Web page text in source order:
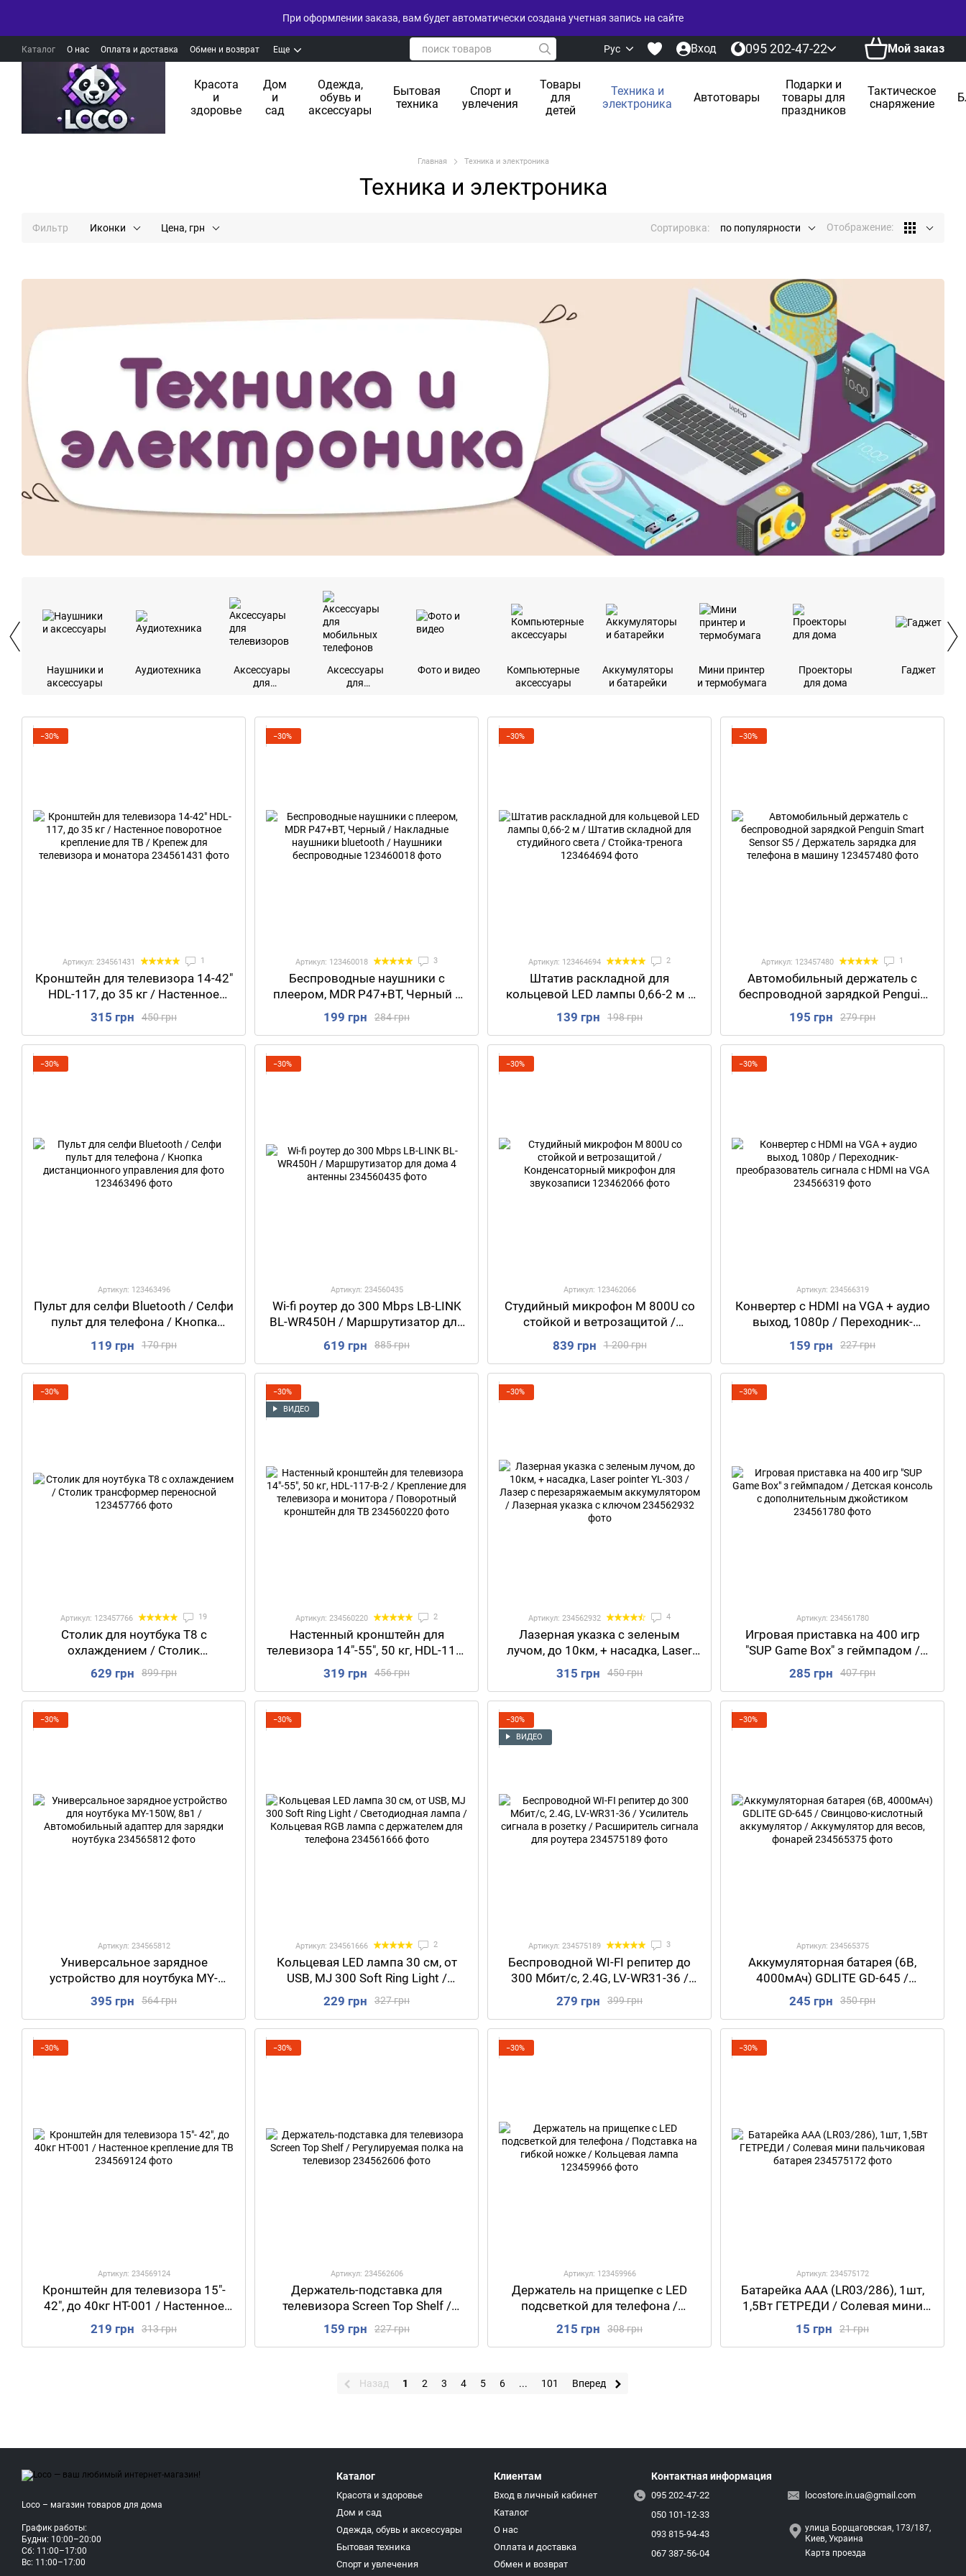
При оформлении заказа, вам будет автоматически создана учетная запись на сайте
Каталог О нас Оплата и доставка Обмен и возврат Еще Рус Вход 095 202-47-22 Мой заказ
Красота
и
здоровье
Дом
и
сад
Одежда,
обувь и
аксессуары
Бытовая
техника
Спорт и
увлечения
Товары
для
детей
Техника и
электроника
Автотовары
Подарки и
товары для
праздников
Тактическое
снаряжение
Главная Техника и электроника
Техника и электроника
Фильтр Иконки Цена, грн Сортировка: по популярности Отображение:
Наушники и
аксессуары
Аудиотехника
Аксессуары
для
Аксессуары
для
Фото и видео
Компьютерные
аксессуары
Аккумуляторы
и батарейки
Мини принтер
и термобумага
Проекторы
для дома
Гаджет
−30%
Артикул: 234561431 1
Кронштейн для телевизора 14-42"
HDL-117, до 35 кг / Настенное
поворотное крепление для ТВ /
Крепеж для телевизора и
монатора
450 грн
315 грн
−30%
Артикул: 123460018 3
Беспроводные наушники с
плеером, MDR P47+BT, Черный /
Накладные наушники bluetooth /
Наушники беспроводные
284 грн
199 грн
−30%
Артикул: 123464694 2
Штатив раскладной для
кольцевой LED лампы 0,66-2 м /
Штатив складной для студийного
света / Стойка-тренога
198 грн
139 грн
−30%
Артикул: 123457480 1
Автомобильный держатель с
беспроводной зарядкой Penguin
Smart Sensor S5 / Держатель
зарядка для телефона в машину
279 грн
195 грн
−30%
Артикул: 123463496
Пульт для селфи Bluetooth / Селфи
пульт для телефона / Кнопка
дистанционного управления для
фото
170 грн
119 грн
−30%
Артикул: 234560435
Wi-fi роутер до 300 Mbps LB-LINK
BL-WR450H / Маршрутизатор для
дома 4 антенны
885 грн
619 грн
−30%
Артикул: 123462066
Студийный микрофон M 800U со
стойкой и ветрозащитой /
Конденсаторный микрофон для
звукозаписи
1 200 грн
839 грн
−30%
Артикул: 234566319
Конвертер с HDMI на VGA + аудио
выход, 1080р / Переходник-
преобразователь сигнала с HDMI
на VGA
227 грн
159 грн
−30%
Артикул: 123457766 19
Столик для ноутбука T8 с
охлаждением / Столик
трансформер переносной
899 грн
629 грн
−30%
ВИДЕО
Артикул: 234560220 2
Настенный кронштейн для
телевизора 14"-55", 50 кг, HDL-117-
B-2 / Крепление для телевизора и
монитора / Поворотный
кронштейн для ТВ
456 грн
319 грн
−30%
Артикул: 234562932 4
Лазерная указка с зеленым
лучом, до 10км, + насадка, Laser
pointer YL-303 / Лазер с
перезаряжаемым аккумулятором
/ Лазерная указка с ключом
450 грн
315 грн
−30%
Артикул: 234561780
Игровая приставка на 400 игр
"SUP Game Box" з геймпадом /
Детская консоль с
дополнительным джойстиком
407 грн
285 грн
−30%
Артикул: 234565812
Универсальное зарядное
устройство для ноутбука MY-
150W, 8в1 / Автомобильный
адаптер для зарядки ноутбука
564 грн
395 грн
−30%
Артикул: 234561666 2
Кольцевая LED лампа 30 см, от
USB, MJ 300 Soft Ring Light /
Светодиодная лампа / Кольцевая
RGB лампа с держателем для
телефона
327 грн
229 грн
−30%
ВИДЕО
Артикул: 234575189 3
Беспроводной WI-FI репитер до
300 Мбит/с, 2.4G, LV-WR31-36 /
Усилитель сигнала в розетку /
Расширитель сигнала для роутера
399 грн
279 грн
−30%
Артикул: 234565375
Аккумуляторная батарея (6В,
4000мАч) GDLITE GD-645 /
Свинцово-кислотный
аккумулятор / Аккумулятор для
весов, фонарей
350 грн
245 грн
−30%
Артикул: 234569124
Кронштейн для телевизора 15"-
42", до 40кг HT-001 / Настенное
крепление для ТВ
313 грн
219 грн
−30%
Артикул: 234562606
Держатель-подставка для
телевизора Screen Top Shelf /
Регулируемая полка на телевизор
227 грн
159 грн
−30%
Артикул: 123459966
Держатель на прищепке с LED
подсветкой для телефона /
Подставка на гибкой ножке /
Кольцевая лампа
308 грн
215 грн
−30%
Артикул: 234575172
Батарейка ААА (LR03/286), 1шт,
1,5Вт ГЕТРЕДИ / Солевая мини
пальчиковая батарея
21 грн
15 грн
Назад 1 2 3 4 5 6 ... 101 Вперед
Loco – магазин товаров для дома
График работы:
Будни: 10:00–20:00
Сб: 11:00–17:00
Вс: 11:00–17:00
Каталог
Красота и здоровье
Дом и сад
Одежда, обувь и аксессуары
Бытовая техника
Спорт и увлечения
Клиентам
Вход в личный кабинет
Каталог
О нас
Оплата и доставка
Обмен и возврат
Контактная информация
095 202-47-22
050 101-12-33
093 815-94-43
067 387-56-04
locostore.in.ua@gmail.com
улица Борщаговская, 173/187,
Киев, Украина
Карта проезда